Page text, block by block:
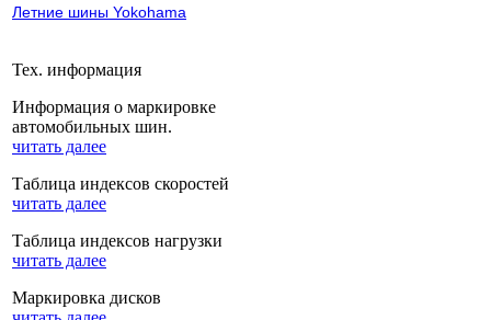
Летние шины Yokohama
Тех. информация
Информация о маркировке
автомобильных шин.
читать далее
Таблица индексов скоростей
читать далее
Таблица индексов нагрузки
читать далее
Маркировка дисков